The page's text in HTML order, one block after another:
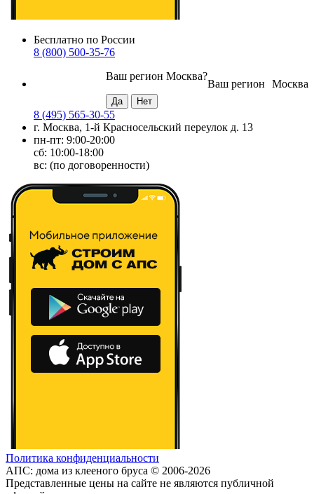
Бесплатно по России
8 (800) 500-35-76
Москва
Ваш регион
Ваш регион Москва?
8 (495) 565-30-55
г. Москва, 1-й Красносельский переулок д. 13
пн-пт: 9:00-20:00
сб: 10:00-18:00
вс: (по договоренности)
Политика конфиденциальности
АПС: дома из клееного бруса © 2006-2026
Представленные цены на сайте не являются публичной